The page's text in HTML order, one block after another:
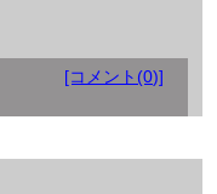
[コメント(0)]